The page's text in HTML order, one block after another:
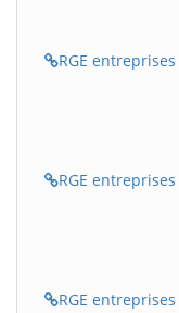
RGE
RGE
RGE